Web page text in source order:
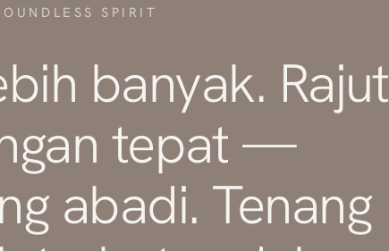
SPIRIT
banyak. Rajut
tepat —
abadi. Tenang